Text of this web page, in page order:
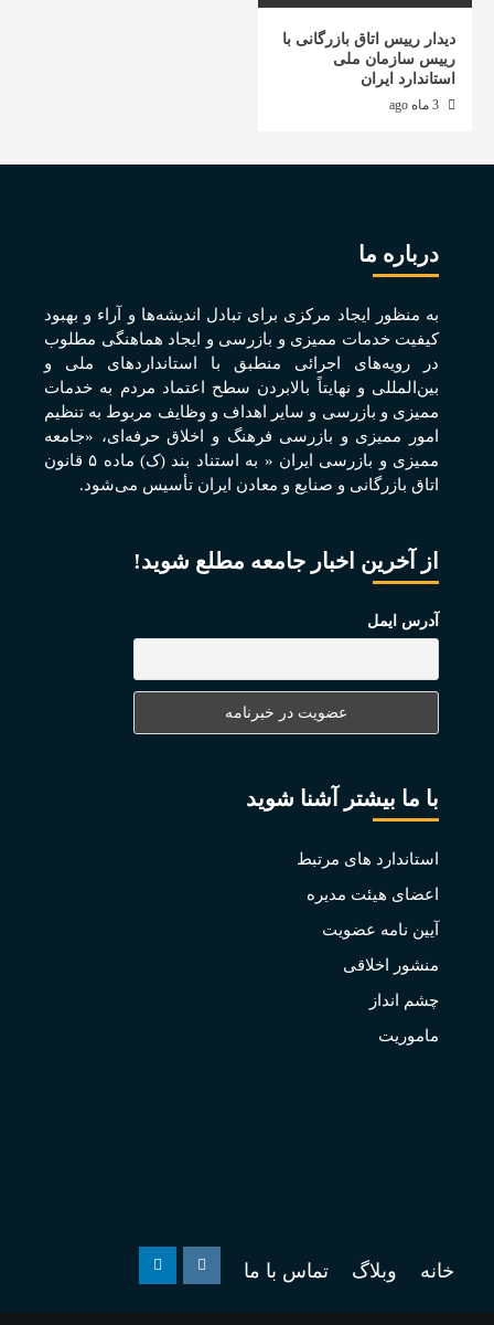
دیدار رییس اتاق بازرگانی با
رییس سازمان ملی
استاندارد ایران
درباره ما
به منظور ايجاد مرکزی برای تبادل انديشه‌ها و آراء و بهبود
کيفيت خدمات مميزی و بازرسی و ايجاد هماهنگی مطلوب
در رويه‌های اجرائی منطبق با استانداردهای ملی و
بين‌المللی و نهايتاً بالابردن سطح اعتماد مردم به خدمات
مميزی و بازرسی و ساير اهداف و وظايف مربوط به تنظيم
امور مميزی و بازرسی فرهنگ و اخلاق حرفه‌ای، «جامعه
مميزی و بازرسی ايران « به استناد بند (ک) ماده ۵ قانون
اتاق بازرگانی و صنايع و معادن ايران تأسيس می‌شود.
از آخرین اخبار جامعه مطلع شوید!
آدرس ایمل
با ما بیشتر آشنا شوید
استاندارد های مرتبط
اعضای هیئت مدیره
آیین نامه عضویت
منشور اخلاقی
چشم انداز
ماموریت
خانه وبلاگ تماس با ما Instagram
Linkedin